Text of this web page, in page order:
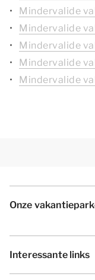
Mindervalide
Mindervalide
Mindervalide
Mindervalide
Mindervalide
Onze
Interessante links